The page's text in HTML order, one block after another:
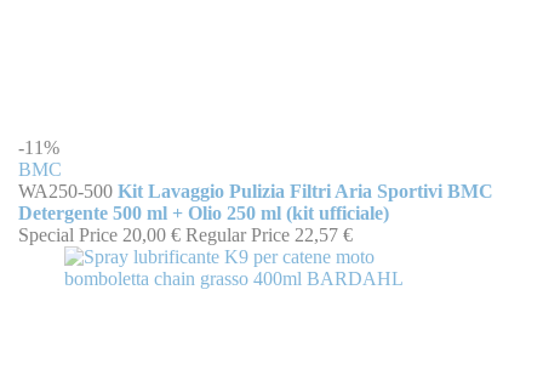
-11%
BMC
WA250-500 Kit Lavaggio Pulizia Filtri Aria Sportivi BMC
Detergente 500 ml + Olio 250 ml (kit ufficiale)
Special Price 20,00 € Regular Price 22,57 €